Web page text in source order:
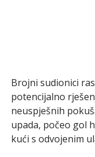
Brojni sudionici
potencijalno
neuspješnih
upada, počeo gol
kući s odvojenim